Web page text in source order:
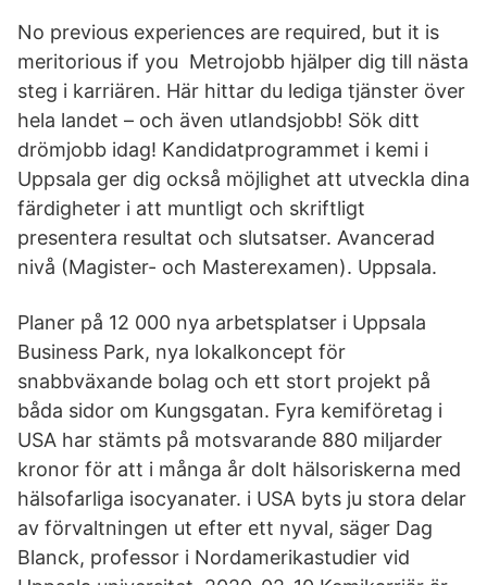
No previous experiences are required, but it is
meritorious if you Metrojobb hjälper dig till nästa
steg i karriären. Här hittar du lediga tjänster över
hela landet – och även utlandsjobb! Sök ditt
drömjobb idag! Kandidatprogrammet i kemi i
Uppsala ger dig också möjlighet att utveckla dina
färdigheter i att muntligt och skriftligt
presentera resultat och slutsatser. Avancerad
nivå (Magister- och Masterexamen). Uppsala.
Planer på 12 000 nya arbetsplatser i Uppsala
Business Park, nya lokalkoncept för
snabbväxande bolag och ett stort projekt på
båda sidor om Kungsgatan. Fyra kemiföretag i
USA har stämts på motsvarande 880 miljarder
kronor för att i många år dolt hälsoriskerna med
hälsofarliga isocyanater. i USA byts ju stora delar
av förvaltningen ut efter ett nyval, säger Dag
Blanck, professor i Nordamerikastudier vid